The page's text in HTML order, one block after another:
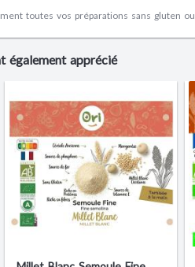
toutes vos préparations sans gluten
également apprécié